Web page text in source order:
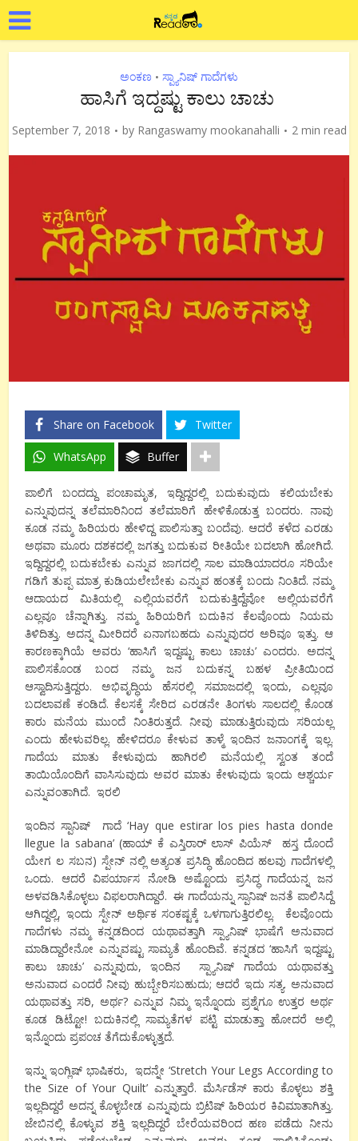
ಅಂಕಣ • ಸ್ಪ್ಯಾನಿಷ್ ಗಾದೆಗಳು
ಹಾಸಿಗೆ ಇದ್ದಷ್ಟು ಕಾಲು ಚಾಚು
September 7, 2018 by Rangaswamy mookanahalli 2 min read
Share on Facebook Twitter
WhatsApp Buffer
ಪಾಲಿಗೆ ಬಂದದ್ದು ಪಂಚಾಮೃತ, ಇದ್ದಿದ್ದರಲ್ಲಿ ಬದುಕುವುದು ಕಲಿಯಬೇಕು
ಎನ್ನುವುದನ್ನ ತಲೆಮಾರಿನಿಂದ ತಲೆಮಾರಿಗೆ ಹೇಳಿಕೊಡುತ್ತ ಬಂದರು. ನಾವು
ಕೂಡ ನಮ್ಮ ಹಿರಿಯರು ಹೇಳಿದ್ದ ಪಾಲಿಸುತ್ತಾ ಬಂದೆವು. ಆದರೆ ಕಳೆದ ಎರಡು
ಅಥವಾ ಮೂರು ದಶಕದಲ್ಲಿ ಜಗತ್ತು ಬದುಕುವ ರೀತಿಯೇ ಬದಲಾಗಿ ಹೋಗಿದೆ.
ಇದ್ದಿದ್ದರಲ್ಲಿ ಬದುಕಬೇಕು ಎನ್ನುವ ಜಾಗದಲ್ಲಿ ಸಾಲ ಮಾಡಿಯಾದರೂ ಸರಿಯೇ
ಗಡಿಗೆ ತುಪ್ಪ ಮಾತ್ರ ಕುಡಿಯಲೇಬೇಕು ಎನ್ನುವ ಹಂತಕ್ಕೆ ಬಂದು ನಿಂತಿದೆ. ನಮ್ಮ
ಆದಾಯದ ಮಿತಿಯಲ್ಲಿ ಎಲ್ಲಿಯವರೆಗೆ ಬದುಕುತ್ತಿದ್ದೆವೋ ಅಲ್ಲಿಯವರೆಗೆ
ಎಲ್ಲವೂ ಚೆನ್ನಾಗಿತ್ತು. ನಮ್ಮ ಹಿರಿಯರಿಗೆ ಬದುಕಿನ ಕೆಲವೊಂದು ನಿಯಮ
ತಿಳಿದಿತ್ತು. ಅದನ್ನ ಮೀರಿದರೆ ಏನಾಗಬಹದು ಎನ್ನುವುದರ ಅರಿವೂ ಇತ್ತು. ಆ
ಕಾರಣಕ್ಕಾಗಿಯೆ ಅವರು ‘ಹಾಸಿಗೆ ಇದ್ದಷ್ಟು ಕಾಲು ಚಾಚು’ ಎಂದರು. ಅದನ್ನ
ಪಾಲಿಸಕೊಂಡ ಬಂದ ನಮ್ಮ ಜನ ಬದುಕನ್ನ ಬಹಳ ಪ್ರೀತಿಯಿಂದ
ಆಸ್ವಾದಿಸುತ್ತಿದ್ದರು. ಅಭಿವೃದ್ಧಿಯ ಹೆಸರಲ್ಲಿ ಸಮಾಜದಲ್ಲಿ ಇಂದು, ಎಲ್ಲವೂ
ಬದಲಾವಣೆ ಕಂಡಿದೆ. ಕೆಲಸಕ್ಕೆ ಸೇರಿದ ಎರಡನೇ ತಿಂಗಳು ಸಾಲದಲ್ಲಿ ಕೊಂಡ
ಕಾರು ಮನೆಯ ಮುಂದೆ ನಿಂತಿರುತ್ತದೆ. ನೀವು ಮಾಡುತ್ತಿರುವುದು ಸರಿಯಲ್ಲ
ಎಂದು ಹೇಳುವರಿಲ್ಲ. ಹೇಳಿದರೂ ಕೇಳುವ ತಾಳ್ಮೆ ಇಂದಿನ ಜನಾಂಗಕ್ಕೆ ಇಲ್ಲ.
ಗಾದೆಯ ಮಾತು ಕೇಳುವುದು ಹಾಗಿರಲಿ ಮನೆಯಲ್ಲಿ ಸ್ವಂತ ತಂದೆ
ತಾಯಿಯೊಂದಿಗೆ ವಾಸಿಸುವುದು ಅವರ ಮಾತು ಕೇಳುವುದು ಇಂದು ಆಶ್ಚರ್ಯ
ಎನ್ನುವಂತಾಗಿದೆ. ಇರಲಿ
ಇಂದಿನ ಸ್ಪಾನಿಷ್ ಗಾದೆ ‘Hay que estirar los pies hasta donde
llegue la sabana’ (ಹಾಯ್ ಕೆ ಎಸ್ತಿರಾರ್ ಲಾಸ್ ಪಿಯೆಸ್ ಹಸ್ತ ದೊಂದೆ
ಯೇಗ ಲ ಸಬನ) ಸ್ಪೇನ್ ನಲ್ಲಿ ಅತ್ಯಂತ ಪ್ರಸಿದ್ಧಿ ಹೊಂದಿದ ಹಲವು ಗಾದೆಗಳಲ್ಲಿ
ಒಂದು. ಆದರೆ ವಿಪರ್ಯಾಸ ನೋಡಿ ಅಷ್ಟೊಂದು ಪ್ರಸಿದ್ಧ ಗಾದೆಯನ್ನ ಜನ
ಅಳವಡಿಸಿಕೊಳ್ಳಲು ವಿಫಲರಾಗಿದ್ದಾರೆ. ಈ ಗಾದೆಯನ್ನು ಸ್ಪಾನಿಷ್ ಜನತೆ ಪಾಲಿಸಿದ್ದೆ
ಆಗಿದ್ದಲ್ಲಿ, ಇಂದು ಸ್ಪೇನ್ ಅರ್ಥಿಕ ಸಂಕಷ್ಟಕ್ಕೆ ಒಳಗಾಗುತ್ತಿರಲಿಲ್ಲ. ಕೆಲವೊಂದು
ಗಾದೆಗಳು ನಮ್ಮ ಕನ್ನಡದಿಂದ ಯಥಾವತ್ತಾಗಿ ಸ್ಪ್ಯಾನಿಷ್ ಭಾಷೆಗೆ ಅನುವಾದ
ಮಾಡಿದ್ದಾರೇನೋ ಎನ್ನುವಷ್ಟು ಸಾಮ್ಯತೆ ಹೊಂದಿವೆ. ಕನ್ನಡದ ‘ಹಾಸಿಗೆ ಇದ್ದಷ್ಟು
ಕಾಲು ಚಾಚು’ ಎನ್ನುವುದು, ಇಂದಿನ ಸ್ಪ್ಯಾನಿಷ್ ಗಾದೆಯ ಯಥಾವತ್ತು
ಅನುವಾದ ಎಂದರೆ ನೀವು ಹುಬ್ಬೇರಿಸಬಹುದು; ಆದರೆ ಇದು ಸತ್ಯ. ಅನುವಾದ
ಯಥಾವತ್ತು ಸರಿ, ಅರ್ಥ? ಎನ್ನುವ ನಿಮ್ಮ ಇನ್ನೊಂದು ಪ್ರಶ್ನೆಗೂ ಉತ್ತರ ಅರ್ಥ
ಕೂಡ ಡಿಟ್ಟೋ! ಬದುಕಿನಲ್ಲಿ ಸಾಮ್ಯತೆಗಳ ಪಟ್ಟಿ ಮಾಡುತ್ತಾ ಹೋದರೆ ಅಲ್ಲಿ
ಇನ್ನೊಂದು ಪ್ರಪಂಚ ತೆಗೆದುಕೊಳ್ಳುತ್ತದೆ.
ಇನ್ನು ಇಂಗ್ಲಿಷ್ ಭಾಷಿಕರು, ಇದನ್ನೇ ‘Stretch Your Legs According to
the Size of Your Quilt’ ಎನ್ನುತ್ತಾರೆ. ಮೆರ್ಸಿಡೆಸ್ ಕಾರು ಕೊಳ್ಳಲು ಶಕ್ತಿ
ಇಲ್ಲದಿದ್ದರೆ ಅದನ್ನ ಕೊಳ್ಳಬೇಡ ಎನ್ನುವುದು ಬ್ರಿಟಿಷ್ ಹಿರಿಯರ ಕಿವಿಮಾತಾಗಿತ್ತು.
ಜೇಬಿನಲ್ಲಿ ಕೊಳ್ಳುವ ಶಕ್ತಿ ಇಲ್ಲದಿದ್ದರೆ ಬೇರೆಯವರಿಂದ ಹಣ ಪಡೆದು ನೀನು